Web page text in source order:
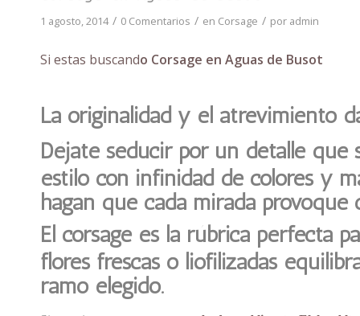
1 agosto, 2014 / 0 Comentarios / en Corsage / por admin
Si estas buscando Corsage en Aguas de Busot
La originalidad y el atrevimiento
Déjate seducir por un detalle que
estilo con infinidad de colores y
hagan que cada mirada
El corsage es la rúbrica perfecta
flores frescas o liofilizadas
ramo elegido.